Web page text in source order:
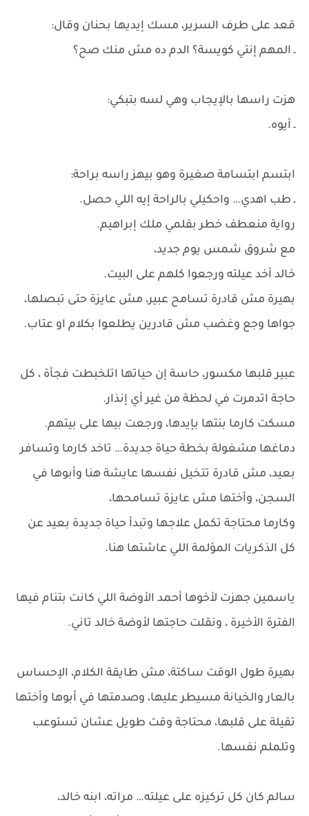
قعد على طرف السرير، مسك إيديها بحنان وقال:
ـ المهم إنتي كويسة؟ الدم ده مش منك صح؟
هزت راسها بالإيجاب وهي لسه بتبكي:
ـ أيوه.
ابتسم ابتسامة صغيرة وهو بيهز راسه براحة:
ـ طب اهدي… واحكيلي بالراحة إيه اللي حصل.
رواية منعطف خطر بقلمي ملك إبراهيم.
مع شروق شمس يوم جديد،
خالد أخد عيلته ورجعوا كلهم على البيت.
بهيرة مش قادرة تسامح عبير، مش عايزة حتى تبصلها،
جواها وجع وغضب مش قادرين يطلعوا بكلام او عتاب.
عبير قلبها مكسور، حاسة إن حياتها اتلخبطت فجأة ، كل
حاجة اتدمرت في لحظة من غير أي إنذار.
مسكت كارما بنتها بإيدها، ورجعت بيها على بيتهم.
دماغها مشغولة بخطة حياة جديدة… تاخد كارما وتسافر
بعيد، مش قادرة تتخيل نفسها عايشة هنا وأبوها في
السجن، وأختها مش عايزة تسامحها،
وكارما محتاجة تكمل علاجها وتبدأ حياة جديدة بعيد عن
كل الذكريات المؤلمة اللي عاشتها هنا.
ياسمين جهزت لأخوها أحمد الأوضة اللي كانت بتنام فيها
الفترة الأخيرة ، ونقلت حاجتها لأوضة خالد تاني.
بهيرة طول الوقت ساكتة، مش طايقة الكلام، الإحساس
بالعار والخيانة مسيطر عليها، وصدمتها في أبوها وأختها
تقيلة على قلبها، محتاجة وقت طويل عشان تستوعب
وتلملم نفسها.
سالم كان كل تركيزه على عيلته… مراته، ابنه خالد،